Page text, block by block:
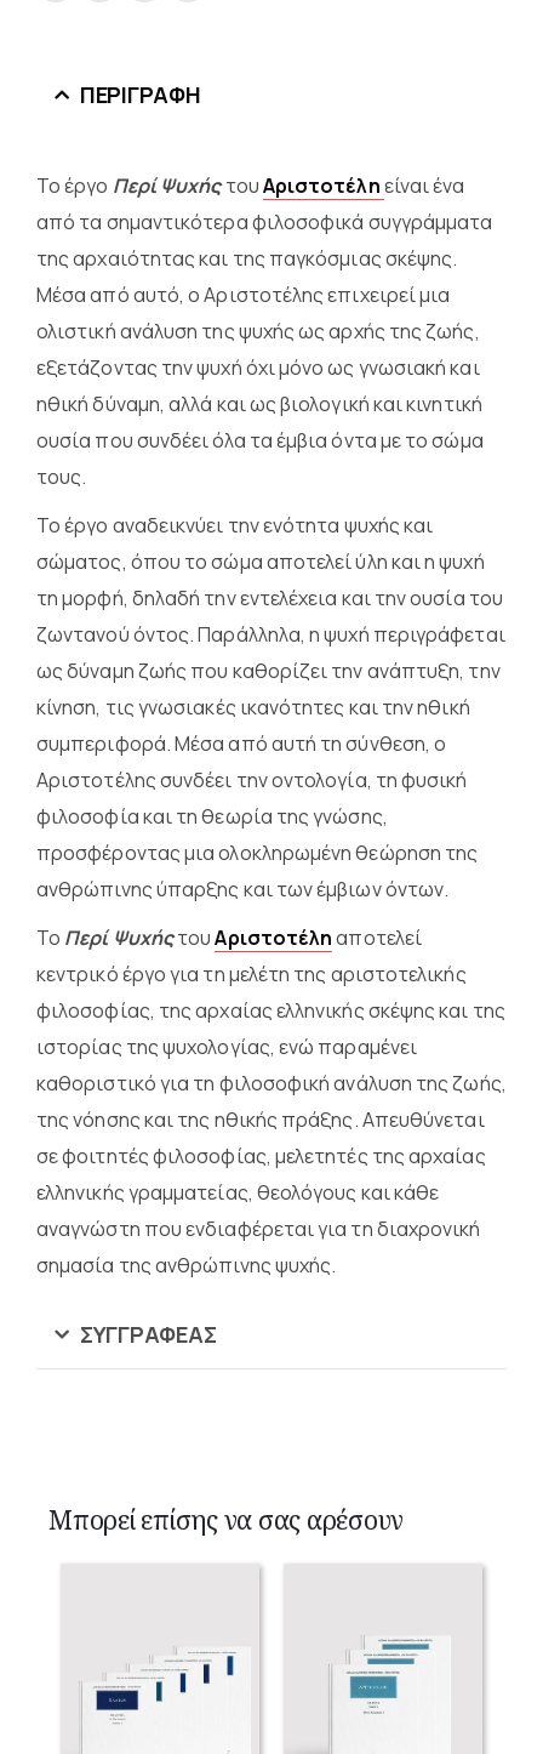
ΠΕΡΙΓΡΑΦΉ
Το έργο Περί ΨυχήςτουΑριστοτέληείναι ένα
από τα σημαντικότερα φιλοσοφικά συγγράμματα
της αρχαιότητας και της παγκόσμιας σκέψης.
Μέσα από αυτό, ο Αριστοτέλης επιχειρεί μια
ολιστική ανάλυση της ψυχής ως αρχής της ζωής,
εξετάζοντας την ψυχή όχι μόνο ως γνωσιακή και
ηθική δύναμη, αλλά και ως βιολογική και κινητική
ουσία που συνδέει όλα τα έμβια όντα με το σώμα
τους.
Το έργο αναδεικνύει την ενότητα ψυχής και
σώματος, όπου το σώμα αποτελεί ύλη και η ψυχή
τη μορφή, δηλαδή την εντελέχεια και την ουσία του
ζωντανού όντος. Παράλληλα, η ψυχή περιγράφεται
ως δύναμη ζωής που καθορίζει την ανάπτυξη, την
κίνηση, τις γνωσιακές ικανότητες και την ηθική
συμπεριφορά. Μέσα από αυτή τη σύνθεση, ο
Αριστοτέλης συνδέει την οντολογία, τη φυσική
φιλοσοφία και τη θεωρία της γνώσης,
προσφέροντας μια ολοκληρωμένη θεώρηση της
ανθρώπινης ύπαρξης και των έμβιων όντων.
Το Περί ΨυχήςτουΑριστοτέληαποτελεί
κεντρικό έργο για τη μελέτη της αριστοτελικής
φιλοσοφίας, της αρχαίας ελληνικής σκέψης και της
ιστορίας της ψυχολογίας, ενώ παραμένει
καθοριστικό για τη φιλοσοφική ανάλυση της ζωής,
της νόησης και της ηθικής πράξης. Απευθύνεται
σε φοιτητές φιλοσοφίας, μελετητές της αρχαίας
ελληνικής γραμματείας, θεολόγους και κάθε
αναγνώστη που ενδιαφέρεται για τη διαχρονική
σημασία της ανθρώπινης ψυχής.
ΣΥΓΓΡΑΦΈΑΣ
Μπορεί επίσης να σας αρέσουν